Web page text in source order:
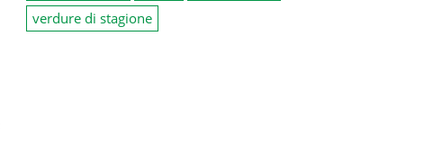
verdure di stagione